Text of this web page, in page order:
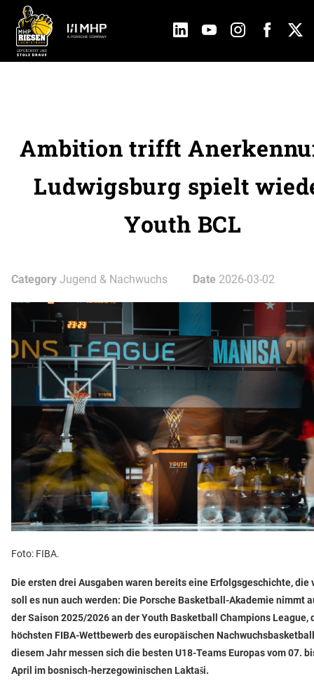
Ambition trifft
Ludwigsburg spielt
Youth BCL
Category Jugend & Nachwuchs Date 2026-03-02
Foto: FIBA.
Die ersten drei Ausgaben waren bereits eine Erfolgsgeschichte, die
soll es nun auch werden: Die Porsche Basketball-Akademie nimmt
der Saison 2025/2026 an der Youth Basketball Champions League,
höchsten FIBA-Wettbewerb des europäischen
diesem Jahr messen sich die besten U18-Teams Europas vom 07.
April im bosnisch-herzegowinischen Laktaši.